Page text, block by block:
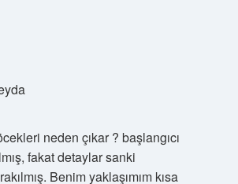
neden çıkar ? başlangıcı
fakat detaylar sanki
Benim yaklaşımım kısa